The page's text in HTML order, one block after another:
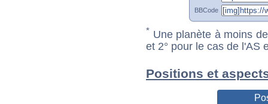
BBCode
* Une planète à moins
et 2° pour le cas de l'AS
Positions et